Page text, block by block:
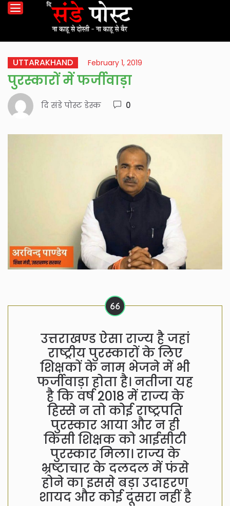
UTTARAKHAND February 1, 2019
पुरस्कारों में फर्जीवाड़ा
दि संडे पोस्ट डेस्क 0
उत्तराखण्ड ऐसा राज्य है जहां
राष्ट्रीय पुरस्कारों के लिए
शिक्षकों के नाम भेजने में भी
फर्जीवाड़ा होता है। नतीजा यह
है कि वर्ष 2018 में राज्य के
हिस्से न तो कोई राष्ट्रपति
पुरस्कार आया और न ही
किसी शिक्षक को आईसीटी
पुरस्कार मिला। राज्य के
भ्रष्टाचार के दलदल में फंसे
होने का इससे बड़ा उदाहरण
शायद और कोई दूसरा नहीं है